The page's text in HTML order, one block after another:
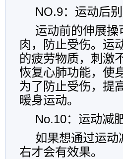
NO.9：运动后
运动前的伸展
肉，防止受伤。运
的疲劳物质，刺激
恢复心肺功能，使
为了防止受伤，提
暖身运动。
No.10：运动减
如果想通过运
右才会有效果。